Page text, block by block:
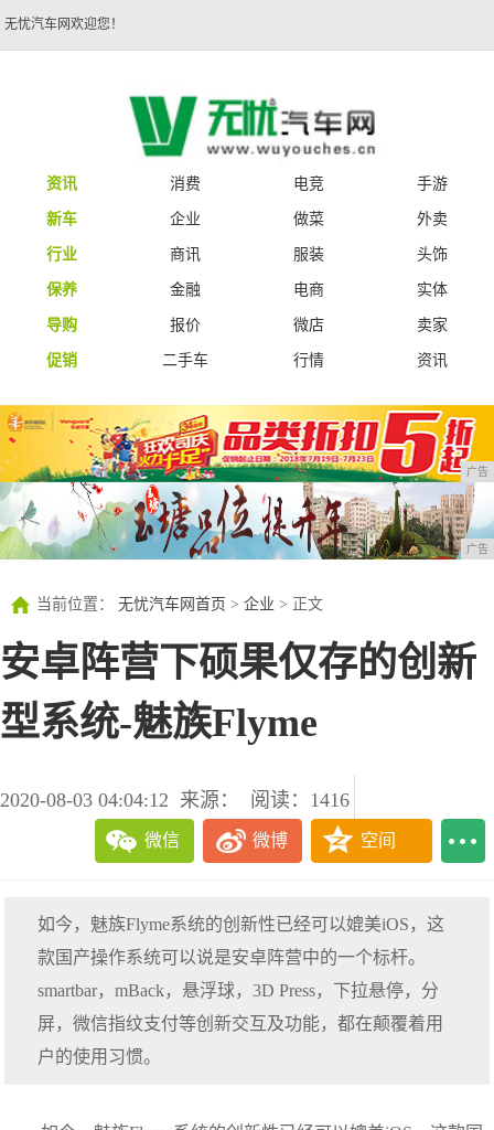
无忧汽车网欢迎您！
资讯 消费 电竞
手游
新车
企业 做菜
外卖
行业
商讯 服装
头饰
保养
金融 电商
实体
导购
报价 微店
卖家
促销
二手车 行情 资讯
广告
广告
当前位置： 无忧汽车网首页 > 企业 > 正文
安卓阵营下硕果仅存的创新
型系统-魅族Flyme
2020-08-03 04:04:12 来源： 阅读：1416
微信 微博 空间
如今，魅族Flyme系统的创新性已经可以媲美iOS，这
款国产操作系统可以说是安卓阵营中的一个标杆。
smartbar，mBack，悬浮球，3D Press，下拉悬停，分
屏，微信指纹支付等创新交互及功能，都在颠覆着用
户的使用习惯。